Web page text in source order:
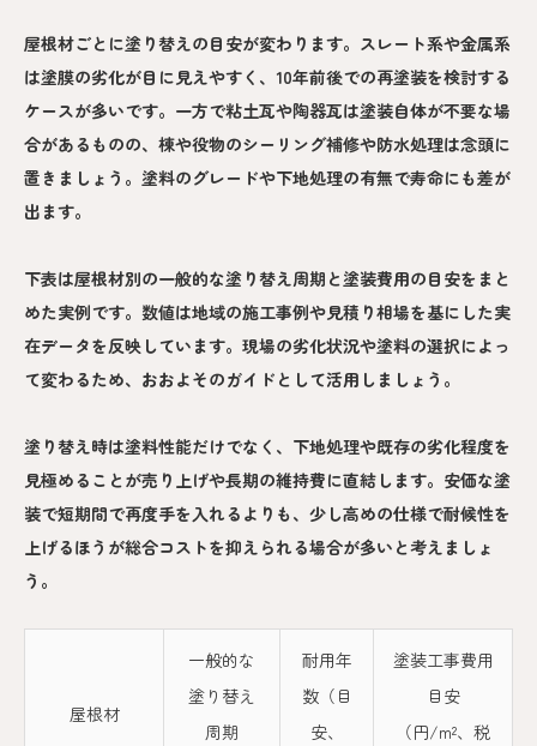
屋根材ごとに塗り替えの目安が変わります。スレート系や金属系
は塗膜の劣化が目に見えやすく、10年前後での再塗装を検討する
ケースが多いです。一方で粘土瓦や陶器瓦は塗装自体が不要な場
合があるものの、棟や役物のシーリング補修や防水処理は念頭に
置きましょう。塗料のグレードや下地処理の有無で寿命にも差が
出ます。
下表は屋根材別の一般的な塗り替え周期と塗装費用の目安をまと
めた実例です。数値は地域の施工事例や見積り相場を基にした実
在データを反映しています。現場の劣化状況や塗料の選択によっ
て変わるため、おおよそのガイドとして活用しましょう。
塗り替え時は塗料性能だけでなく、下地処理や既存の劣化程度を
見極めることが売り上げや長期の維持費に直結します。安価な塗
装で短期間で再度手を入れるよりも、少し高めの仕様で耐候性を
上げるほうが総合コストを抑えられる場合が多いと考えましょ
う。
屋根材
一般的な
塗り替え
周期
耐用年
数（目
安、
塗装工事費用
目安
（円/m²、税